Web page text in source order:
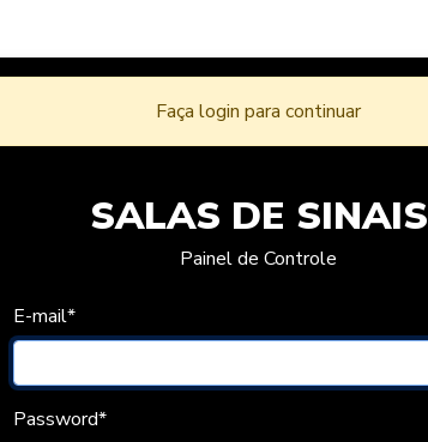
Faça login para continuar
SALAS DE SINAIS
Painel de Controle
E-mail*
Password*